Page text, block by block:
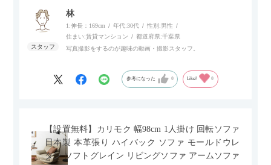
個人的にはコードレス＆充電式なので、コンセントの場所を気
にせず、好きな場所に置けるのが画期的に感じました。
林
1:伸長：169cm 年代:30代 性別:男性
住まい:賃貸マンション 都道府県:千葉県
写真撮影をするのが趣味の動画・撮影スタッフ。
参考になった 0 Like! 0
【設置無料】カリモク 幅98cm 1人掛け 回転ソファ
日本製 本革張り ハイバック ソファ モールドウレ
タン ソフトグレイン リビングソファ アームソファ